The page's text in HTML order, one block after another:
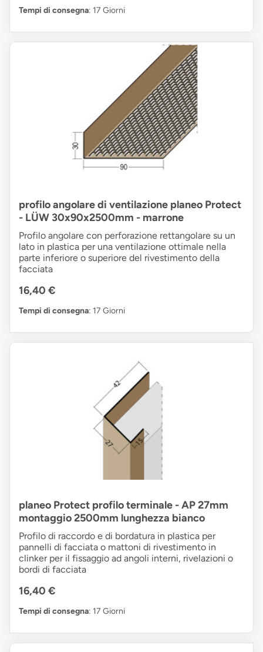
Tempi di consegna: 17 Giorni
profilo angolare di ventilazione planeo Protect
- LÜW 30x90x2500mm - marrone
Profilo angolare con perforazione rettangolare su un
lato in plastica per una ventilazione ottimale nella
parte inferiore o superiore del rivestimento della
facciata
16,40 €
Tempi di consegna: 17 Giorni
planeo Protect profilo terminale - AP 27mm
montaggio 2500mm lunghezza bianco
Profilo di raccordo e di bordatura in plastica per
pannelli di facciata o mattoni di rivestimento in
clinker per il fissaggio ad angoli interni, rivelazioni o
bordi di facciata
16,40 €
Tempi di consegna: 17 Giorni